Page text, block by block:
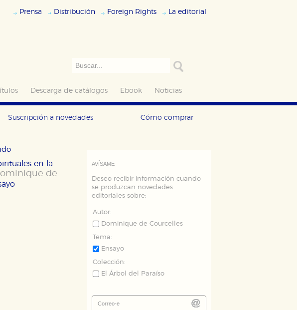
Prensa Distribución Foreign Rights La editorial
Descarga de catálogos Ebook Noticias
Suscripción a novedades Cómo comprar
en la
de
AVÍSAME
Deseo recibir información cuando
se produzcan novedades
editoriales sobre:
Autor:
Dominique de Courcelles
Tema:
Ensayo
Colección:
El Árbol del Paraíso